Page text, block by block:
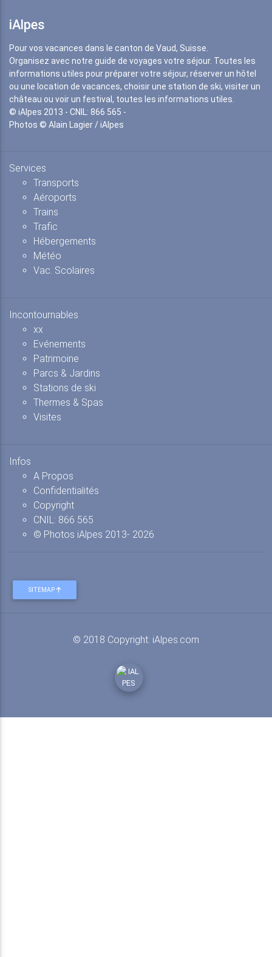
iAlpes
Pour vos vacances dans le canton de Vaud, Suisse.
Organisez avec notre guide de voyages votre séjour. Toutes les
informations utiles pour préparer votre séjour, réserver un hôtel
ou une location de vacances, choisir une station de ski, visiter un
château ou voir un festival, toutes les informations utiles.
© iAlpes 2013 - CNIL: 866 565 -
Photos © Alain Lagier / iAlpes
Services
Transports
Aéroports
Trains
Trafic
Hébergements
Météo
Vac. Scolaires
Incontournables
xx
Evénements
Patrimoine
Parcs & Jardins
Stations de ski
Thermes & Spas
Visites
Infos
A Propos
Confidentialités
Copyright
CNIL: 866 565
© Photos iAlpes 2013- 2026
SITEMAP
© 2018 Copyright: iAlpes.com